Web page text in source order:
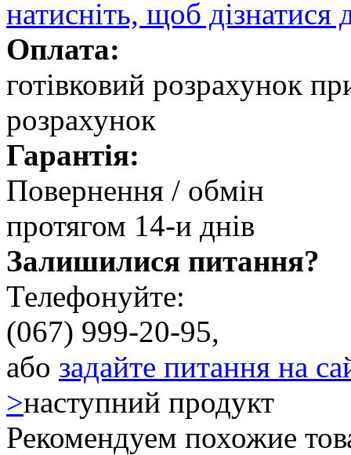
натисніть, щоб дізнатися
Оплата:
готівковий розрахунок
розрахунок
Гарантія:
Повернення / обмін
протягом 14-и днів
Залишилися питання?
Телефонуйте:
(067) 999-20-95,
або задайте питання на
>наступний продукт
Рекомендуем похожие